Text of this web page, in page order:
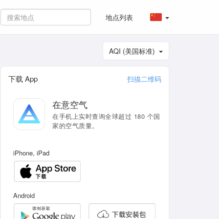
地点列表
AQI (美国标准)
下载 App 扫描二维码
在意空气
在手机上实时查询全球超过 180 个国
家的空气质量。
iPhone, iPad
Android